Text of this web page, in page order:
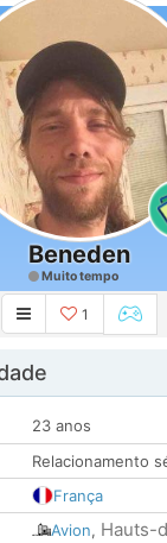
Beneden
Muito tempo
1
23 anos
Relacionamento
França
Avion, Hauts-